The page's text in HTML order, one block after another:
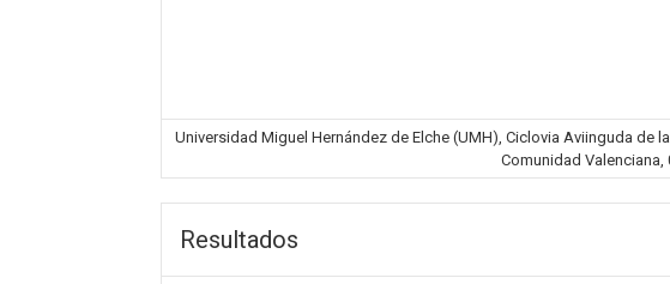
Universidad Miguel Hernández de Elche (UMH), Ciclovia Aviinguda de
Comunidad Valenciana,
Resultados